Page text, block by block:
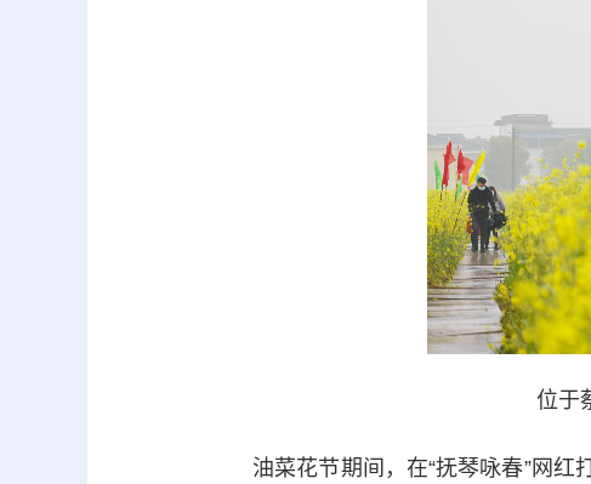
位于
油菜花节期间，在“抚琴咏春”网红打